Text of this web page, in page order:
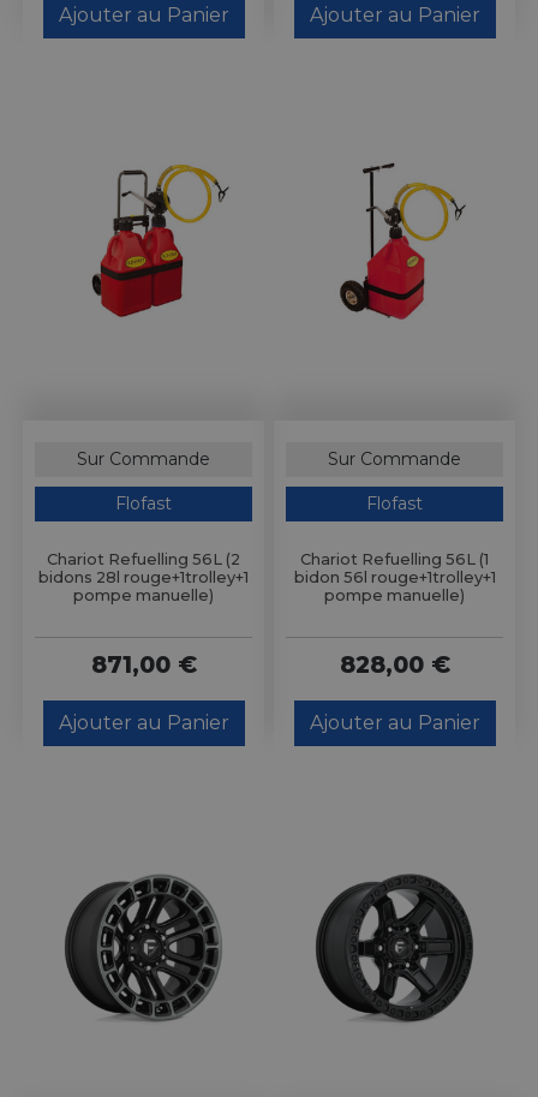
Ajouter au Panier Ajouter au Panier
Sur Commande
Flofast
Chariot Refuelling 56L (2
bidons 28l rouge+1trolley+1
pompe manuelle)
871,00 €
Ajouter au Panier
Sur Commande
Flofast
Chariot Refuelling 56L (1
bidon 56l rouge+1trolley+1
pompe manuelle)
828,00 €
Ajouter au Panier